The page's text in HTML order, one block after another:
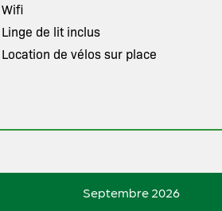
Wifi
Linge de lit inclus
Location de vélos sur place
Septembre 2026